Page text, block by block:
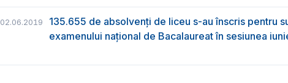
02.06.2019
135.655 de absolvenţi de liceu s-au înscris pentru
examenului naţional de Bacalaureat în sesiunea